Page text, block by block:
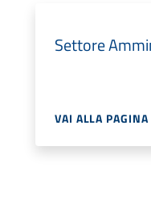
Settore
VAI ALLA PAGINA